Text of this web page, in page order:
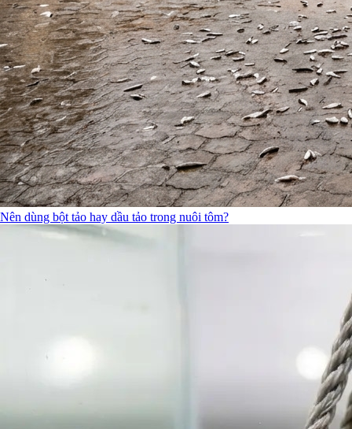
Nên dùng bột tảo hay dầu tảo trong nuôi tôm?